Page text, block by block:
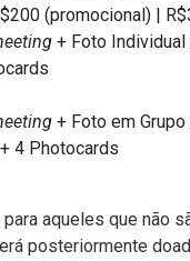
(promocional) |
+ Foto
+ Foto em
4 Photocards
aqueles que não
posteriormente